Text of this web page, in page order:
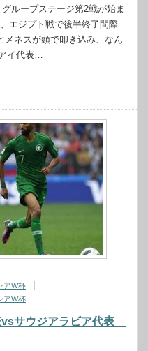
ループステージ第2戦が始ま
エジプト戦で後半終了間際
メネスが頭で叩き込み、なん
イ代表…
アW杯
アW杯
vsサウジアラビア代表